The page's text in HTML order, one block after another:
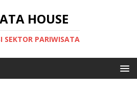
HOUSE
SEKTOR PARIWISATA